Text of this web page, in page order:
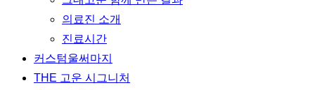
의료진 소개
진료시간
커스텀울써마지
THE 고운 시그니처